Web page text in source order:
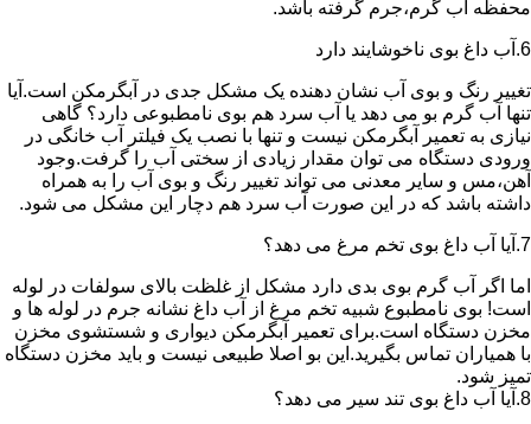
محفظه آب گرم،جرم گرفته باشد.
6.آب داغ بوی ناخوشایند دارد
تغییر رنگ و بوی آب نشان دهنده یک مشکل جدی در آبگرمکن است.آیا
تنها آب گرم بو می دهد یا آب سرد هم بوی نامطبوعی دارد؟ گاهی
نیازی به تعمیر آبگرمکن نیست و تنها با نصب یک فیلتر آب خانگی در
ورودی دستگاه می توان مقدار زیادی از سختی آب را گرفت.وجود
آهن،مس و سایر معدنی می تواند تغییر رنگ و بوی آب را به همراه
داشته باشد که در این صورت آب سرد هم دچار این مشکل می شود.
7.آیا آب داغ بوی تخم مرغ می دهد؟
اما اگر آب گرم بوی بدی دارد مشکل از غلظت بالای سولفات در لوله
است! بوی نامطبوع شبیه تخم مرغ از آب داغ نشانه جرم در لوله ها و
مخزن دستگاه است.برای تعمیر آبگرمکن دیواری و شستشوی مخزن
با همیاران تماس بگیرید.این بو اصلا طبیعی نیست و باید مخزن دستگاه
تمیز شود.
8.آیا آب داغ بوی تند سیر می دهد؟